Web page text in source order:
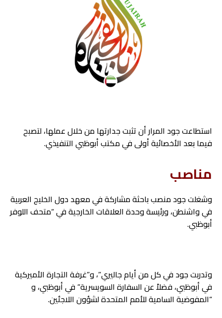
استطاعت جود المرار أن تثبت جدارتها من خلال عملها، لتصبح
فيما بعد الأخصائية أولى في مكتب أبوظبي التنفيذي.
مناصب
وشغلت جود منصب باحثة مشاركة في معهد دول الخليج العربية
في واشنطن، ورئيسة وحدة العلاقات الخارجية في “متحف اللوفر
أبوظبي.
وتدربت جود في كل من أيام جاليري”، و”غرفة التجارة الأميركية
في أبوظبي، فضلاً عن السفارة السويسرية” في أبوظبي، و
“المفوضية السامية للأمم المتحدة لشؤون اللاجئين.